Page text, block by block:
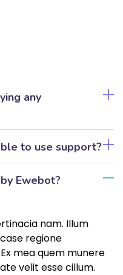
any
to use support?
Ewebot?
nam. Illum
regione
mea quem munere
velit esse cillum.